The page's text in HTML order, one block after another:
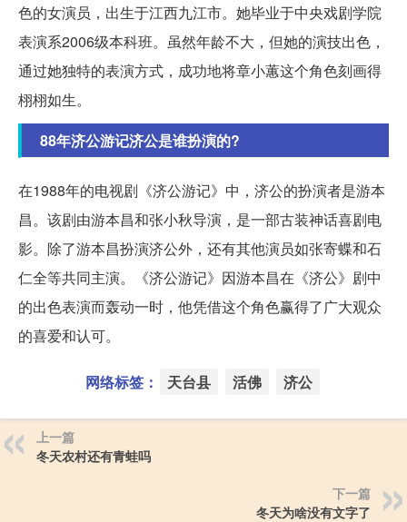
色的女演员，出生于江西九江市。她毕业于中央戏剧学院
表演系2006级本科班。虽然年龄不大，但她的演技出色，
通过她独特的表演方式，成功地将章小蕙这个角色刻画得
栩栩如生。
88年济公游记济公是谁扮演的?
在1988年的电视剧《济公游记》中，济公的扮演者是游本
昌。该剧由游本昌和张小秋导演，是一部古装神话喜剧电
影。除了游本昌扮演济公外，还有其他演员如张寄蝶和石
仁全等共同主演。《济公游记》因游本昌在《济公》剧中
的出色表演而轰动一时，他凭借这个角色赢得了广大观众
的喜爱和认可。
网络标签： 天台县 活佛 济公
上一篇
冬天农村还有青蛙吗
下一篇
冬天为啥没有文字了